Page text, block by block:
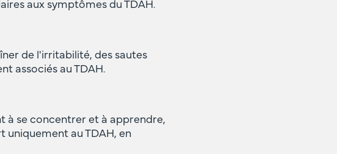
aux symptômes du TDAH.
de l'irritabilité, des sautes
associés au TDAH.
à se concentrer et à apprendre,
au TDAH, en